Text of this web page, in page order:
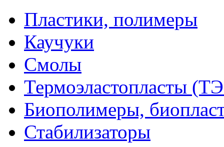
Пластики, полимеры
Каучуки
Смолы
Термоэластопласты
Биополимеры,
Стабилизаторы